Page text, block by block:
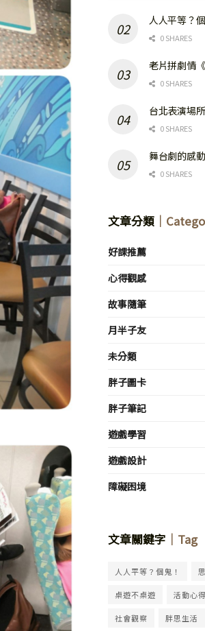
人人平等？
0 SHARES
老片拼劇情
0 SHARES
台北表演場
0 SHARES
舞台劇的感動
0 SHARES
文章分類 ｜
好課推薦
心得觀感
故事隨筆
月半子友
未分類
胖子圖卡
胖子筆記
遊戲學習
遊戲設計
障礙困境
文章關鍵字 ｜Tag
人人平等？個鬼！
桌遊不桌遊 活動心得
社會觀察 胖思生活